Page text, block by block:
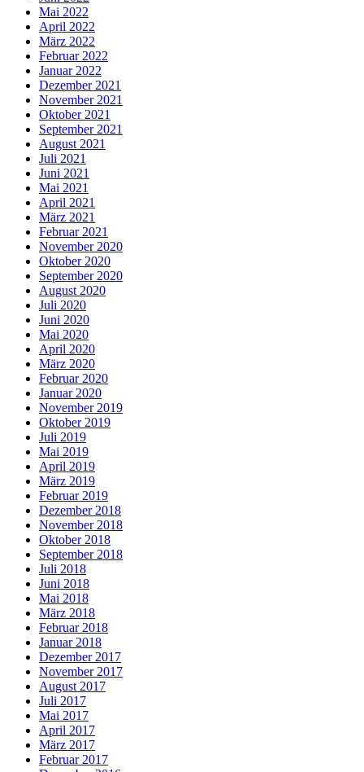
Mai 2022
April 2022
März 2022
Februar 2022
Januar 2022
Dezember 2021
November 2021
Oktober 2021
September 2021
August 2021
Juli 2021
Juni 2021
Mai 2021
April 2021
März 2021
Februar 2021
November 2020
Oktober 2020
September 2020
August 2020
Juli 2020
Juni 2020
Mai 2020
April 2020
März 2020
Februar 2020
Januar 2020
November 2019
Oktober 2019
Juli 2019
Mai 2019
April 2019
März 2019
Februar 2019
Dezember 2018
November 2018
Oktober 2018
September 2018
Juli 2018
Juni 2018
Mai 2018
März 2018
Februar 2018
Januar 2018
Dezember 2017
November 2017
August 2017
Juli 2017
Mai 2017
April 2017
März 2017
Februar 2017